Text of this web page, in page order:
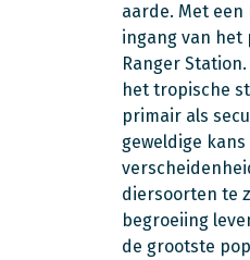
aarde. Met
ingang van het
Ranger
het tropische
primair als
geweldige
diersoorten te
begroeiing
de grootste